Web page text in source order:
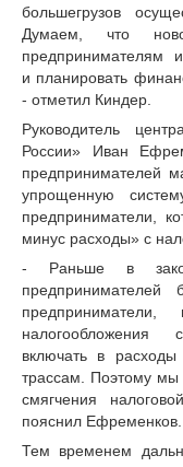
большегрузов
Думаем, что
предпринимателям
и планировать
- отметил Киндер.
Руководитель
России» Иван
предпринимателей
упрощенную
предприниматели,
минус расходы» с
- Раньше в
предпринимателей
налогообложения
включать в
трассам. Поэтому мы
смягчения
пояснил Ефременков.
Тем временем